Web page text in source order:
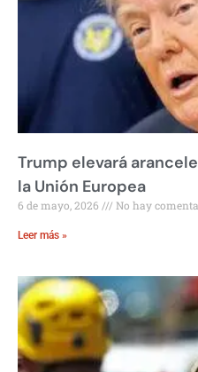
Trump elevará
la Unión Europea
6 de mayo, 2026 No hay
Leer más »